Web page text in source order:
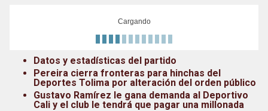
Cargando
Datos y estadísticas del partido
Pereira cierra fronteras para hinchas del
Deportes Tolima por alteración del orden público
Gustavo Ramírez le gana demanda al Deportivo
Cali y el club le tendrá que pagar una millonada